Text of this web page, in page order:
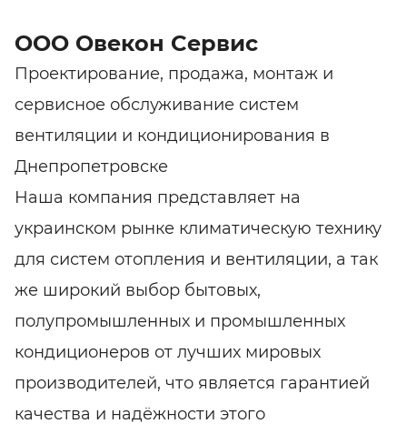
ООО Овекон Cервис
Проектирование, продажа, монтаж и
сервисное обслуживание систем
вентиляции и кондиционирования в
Днепропетровске
Наша компания представляет на
украинском рынке климатическую технику
для систем отопления и вентиляции, а так
же широкий выбор бытовых,
полупромышленных и промышленных
кондиционеров от лучших мировых
производителей, что является гарантией
качества и надёжности этого